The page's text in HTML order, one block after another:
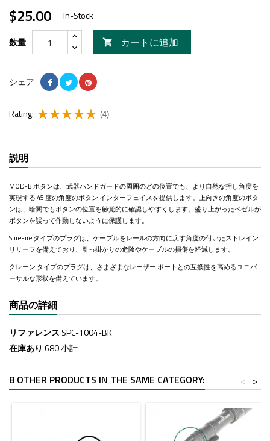
ァ
イ
ア
$25.00 In-Stock
数量  カートに追加
シェア
Rating: (4)
説明
MOD-B ボタンは、武器ハンドガードの周囲のどの位置でも、より自然な押し角度を
実現する 45 度の角度のボタン インターフェイスを提供します。上向きの角度のボタ
ンは、暗闇でもボタンの位置を触覚的に確認しやすくします。盛り上がったベゼルが
ボタンを誤って作動しないように保護します。
SureFire タイプのプラグは、ケーブルをレールの方向に戻す角度の付いたストレイン
リリーフを備えており、引っ掛かりの危険やケーブルの損傷を軽減します。
クレーン タイプのプラグは、さまざまなレーザー ポートとの互換性を高めるユニバ
ーサルな形状を備えています。
商品の詳細
リファレンス SPC-1004-BK
在庫あり 680 小計
8 OTHER PRODUCTS IN THE SAME CATEGORY: >
<